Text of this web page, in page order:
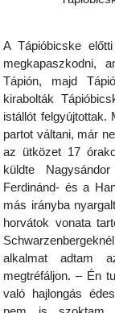
A Tápióbicske
megkapaszkodni,
Tápión, majd
kirabolták
istállót felgyújtottak.
partot váltani, már
az ütközet 17
küldte
Ferdinánd- és a
más irányba
horvátok vonata
alkalmat adtam
megtréfáljon. – Én
való hajlongás